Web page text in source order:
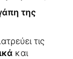
της
τις
και